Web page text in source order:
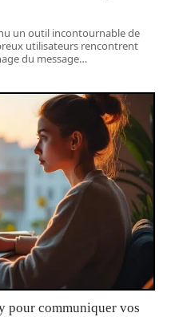
un outil incontournable de
utilisateurs rencontrent
du message…
pour communiquer vos